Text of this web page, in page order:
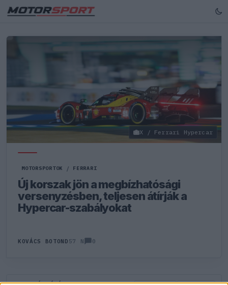
X / Ferrari Hypercar
MOTORSPORTOK / FERRARI
Új korszak jön a megbízhatósági
versenyzésben, teljesen átírják a
Hypercar-szabályokat
KOVÁCS BOTOND 57 N 0